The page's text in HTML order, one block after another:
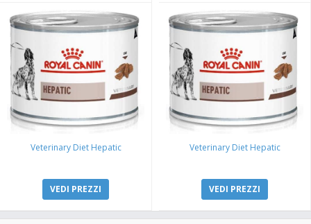
Veterinary Diet Hepatic
VEDI PREZZI
Veterinary Diet Hepatic
VEDI PREZZI